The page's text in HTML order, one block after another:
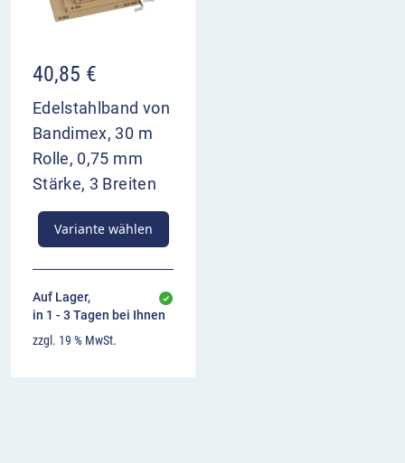
40,85 €
Edelstahlband von
Bandimex, 30 m
Rolle, 0,75 mm
Stärke, 3 Breiten
Variante wählen
Auf Lager,
in 1 - 3 Tagen bei Ihnen
zzgl. 19 % MwSt.